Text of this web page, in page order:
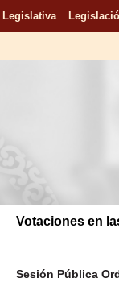
Legislativa
Votaciones en
Sesión Pública